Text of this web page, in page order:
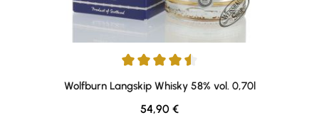
Durchschnittliche Bewertung von 4.6 von 5 Sternen
Wolfburn Langskip Whisky 58% vol. 0,70l
Regulärer Preis:
54,90 €